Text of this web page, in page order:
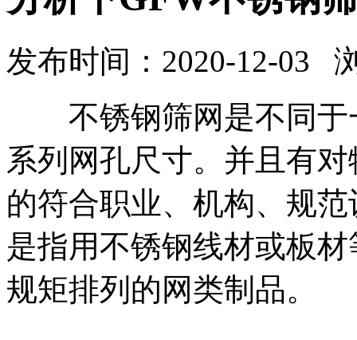
发布时间：2020-12-03
不锈钢筛网是不同于
系列网孔尺寸。并且有
的符合职业、机构、规
是指用不锈钢线材或板
规矩排列的网类制品。